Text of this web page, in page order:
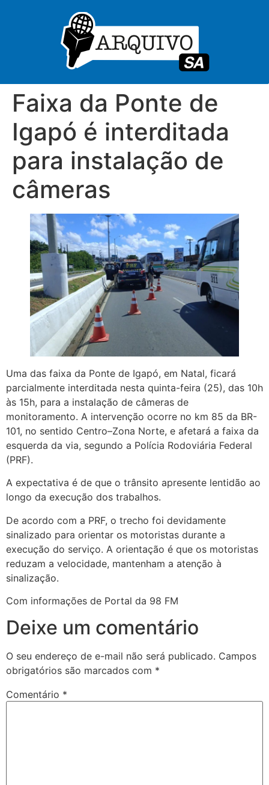
Faixa da Ponte de
Igapó é interditada
para instalação de
câmeras
Uma das faixa da Ponte de Igapó, em Natal, ficará
parcialmente interditada nesta quinta-feira (25), das 10h
às 15h, para a instalação de câmeras de
monitoramento. A intervenção ocorre no km 85 da BR-
101, no sentido Centro–Zona Norte, e afetará a faixa da
esquerda da via, segundo a Polícia Rodoviária Federal
(PRF).
A expectativa é de que o trânsito apresente lentidão ao
longo da execução dos trabalhos.
De acordo com a PRF, o trecho foi devidamente
sinalizado para orientar os motoristas durante a
execução do serviço. A orientação é que os motoristas
reduzam a velocidade, mantenham a atenção à
sinalização.
Com informações de Portal da 98 FM
Deixe um comentário
O seu endereço de e-mail não será publicado. Campos
obrigatórios são marcados com *
Comentário *